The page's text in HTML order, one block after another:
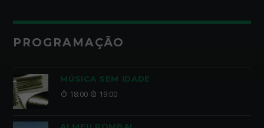
PROGRAMAÇÃO
MÚSICA SEM IDADE
18:00 19:00